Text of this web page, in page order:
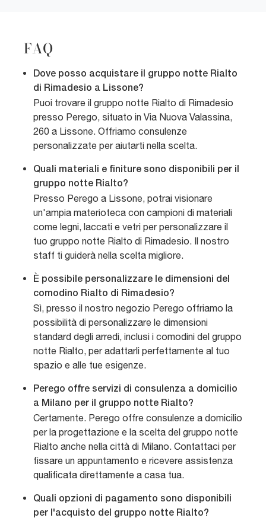
FAQ
Dove posso acquistare il gruppo notte Rialto
di Rimadesio a Lissone?
Puoi trovare il gruppo notte Rialto di Rimadesio
presso Perego, situato in Via Nuova Valassina,
260 a Lissone. Offriamo consulenze
personalizzate per aiutarti nella scelta.
Quali materiali e finiture sono disponibili per il
gruppo notte Rialto?
Presso Perego a Lissone, potrai visionare
un'ampia materioteca con campioni di materiali
come legni, laccati e vetri per personalizzare il
tuo gruppo notte Rialto di Rimadesio. Il nostro
staff ti guiderà nella scelta migliore.
È possibile personalizzare le dimensioni del
comodino Rialto di Rimadesio?
Sì, presso il nostro negozio Perego offriamo la
possibilità di personalizzare le dimensioni
standard degli arredi, inclusi i comodini del gruppo
notte Rialto, per adattarli perfettamente al tuo
spazio e alle tue esigenze.
Perego offre servizi di consulenza a domicilio
a Milano per il gruppo notte Rialto?
Certamente. Perego offre consulenze a domicilio
per la progettazione e la scelta del gruppo notte
Rialto anche nella città di Milano. Contattaci per
fissare un appuntamento e ricevere assistenza
qualificata direttamente a casa tua.
Quali opzioni di pagamento sono disponibili
per l'acquisto del gruppo notte Rialto?